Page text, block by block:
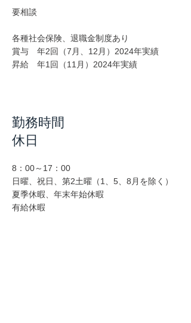
要相談
​各種社会保険、退職金制度あり
賞与 年2回（7月、12月）2024年実績
昇給 年1回（11月）2024年実績
勤務時間
​休日
8：00～17：00
日曜、祝日、第2土曜（1、5、8月を除く）
夏季休暇、年末年始休暇
有給休暇